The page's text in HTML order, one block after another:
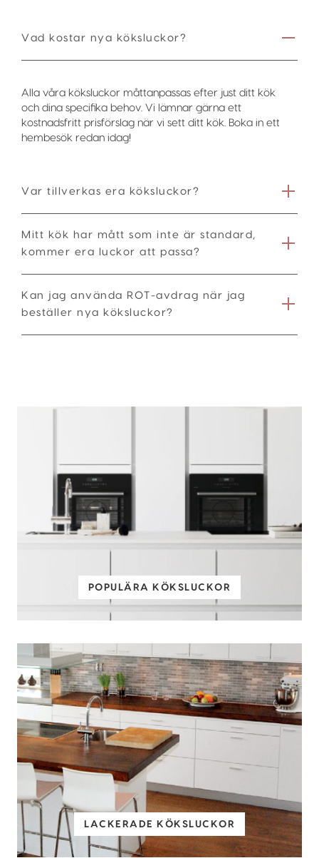
Vad kostar nya köksluckor?
Alla våra köksluckor måttanpassas efter just ditt kök
och dina specifika behov. Vi lämnar gärna ett
kostnadsfritt prisförslag när vi sett ditt kök. Boka in ett
hembesök redan idag!
Var tillverkas era köksluckor?
Mitt kök har mått som inte är standard,
kommer era luckor att passa?
Kan jag använda ROT-avdrag när jag
beställer nya köksluckor?
POPULÄRA KÖKSLUCKOR
LACKERADE KÖKSLUCKOR